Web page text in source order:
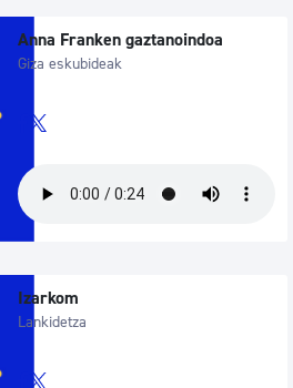
Anna Franken gaztanoindoa
Giza eskubideak
Izarkom
Lankidetza